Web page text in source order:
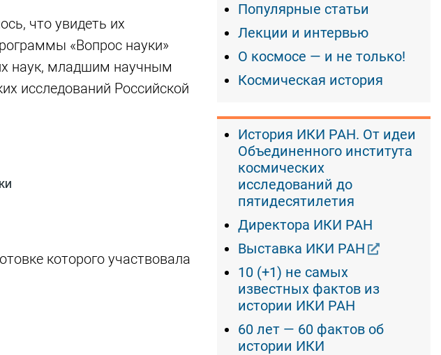
что увидеть их
«Вопрос науки»
наук, младшим научным
исследований Российской
которого участвовала
Популярные статьи
Лекции и интервью
О космосе — и не только!
Космическая история
История ИКИ РАН. От идеи
Объединенного института
космических
исследований до
пятидесятилетия
Директора ИКИ РАН
Выставка ИКИ РАН
10 (+1) не самых
известных фактов из
истории ИКИ РАН
60 лет — 60 фактов об
истории ИКИ